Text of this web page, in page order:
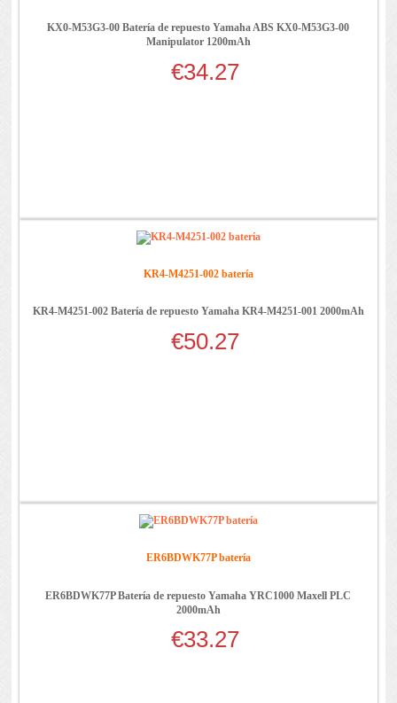
KX0-M53G3-00 Batería de repuesto Yamaha ABS KX0-M53G3-00
Manipulator 1200mAh
€34.27
KR4-M4251-002 batería
KR4-M4251-002 Batería de repuesto Yamaha KR4-M4251-001 2000mAh
€50.27
ER6BDWK77P batería
ER6BDWK77P Batería de repuesto Yamaha YRC1000 Maxell PLC
2000mAh
€33.27